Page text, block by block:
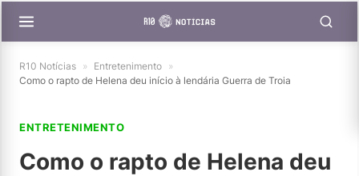
R10 Notícias » Entretenimento »
Como o rapto de Helena deu início à lendária Guerra de Troia
ENTRETENIMENTO
Como o rapto de Helena deu